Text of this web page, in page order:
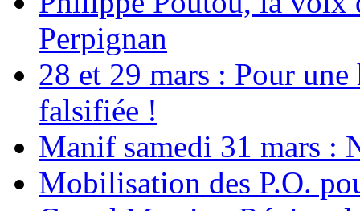
Perpignan
28 et 29 mars : Pour
falsifiée !
Manif samedi 31 mars :
Mobilisation des P.O.